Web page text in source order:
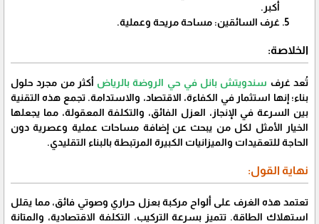
أكبر.
​غرف السائقين: مساحة مريحة وعملية.
​الخلاصة:
​تُعد غرف سندويتش بانل في حي الروضة بالرياض أكثر من مجرد حلول
بناء؛ إنها استثمار في الكفاءة، الاقتصاد، والاستدامة. تجمع هذه التقنية
بين السرعة في الإنجاز، العزل الفائق، والتكلفة المعقولة، مما يجعلها
الخيار الأمثل لكل من يبحث عن إضافة مساحات عملية وعصرية دون
الحاجة للتعقيدات والميزانيات الكبيرة المرتبطة بالبناء التقليدي.
نهاية القول:
تعتمد هذه الغرف على ألواح مركبة بعزل حراري وصوتي فائق، مما يقلل
استهلاك الطاقة. تتميز بسرعة التركيب، التكلفة الاقتصادية، والمتانة